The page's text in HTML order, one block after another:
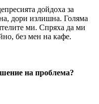
дойдоха за
дори излишна. Голяма
ми. Спряха да ми
без мен на кафе.
на проблема?